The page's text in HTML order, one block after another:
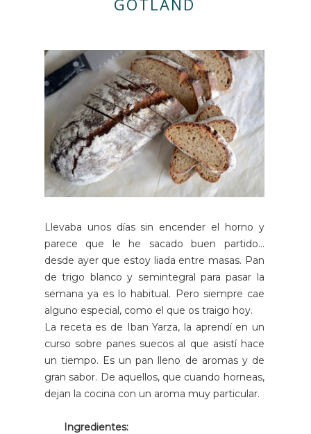
GOTLAND
Llevaba unos días sin encender el horno y
parece que le he sacado buen partido...
desde ayer que estoy liada entre masas. Pan
de trigo blanco y semintegral para pasar la
semana ya es lo habitual. Pero siempre cae
alguno especial, como el que os traigo hoy.
La receta es de Iban Yarza, la aprendí en un
curso sobre panes suecos al que asistí hace
un tiempo. Es un pan lleno de aromas y de
gran sabor. De aquellos, que cuando horneas,
dejan la cocina con un aroma muy particular.
Ingredientes: